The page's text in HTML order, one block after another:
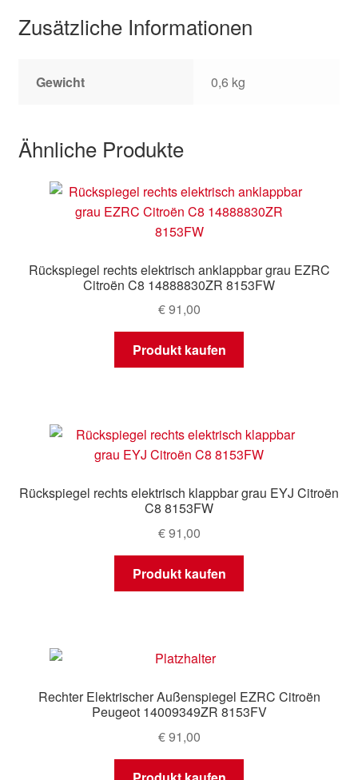
Zusätzliche Informationen
Gewicht 0,6 kg
Ähnliche Produkte
Rückspiegel rechts elektrisch anklappbar grau EZRC
Citroën C8 14888830ZR 8153FW
€91,00
Produkt kaufen
Rückspiegel rechts elektrisch klappbar grau EYJ Citroën
C8 8153FW
€91,00
Produkt kaufen
Rechter Elektrischer Außenspiegel EZRC Citroën
Peugeot 14009349ZR 8153FV
€91,00